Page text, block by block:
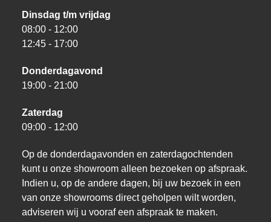
Dinsdag t/m vrijdag
08:00 - 12:00
12:45 - 17:00
Donderdagavond
19:00 - 21:00
Zaterdag
09:00 - 12:00
Op de donderdagavonden en zaterdagochtenden
kunt u onze showroom alleen bezoeken op afspraak.
Indien u, op de andere dagen, bij uw bezoek in een
van onze showrooms direct geholpen wilt worden,
adviseren wij u vooraf een afspraak te maken.